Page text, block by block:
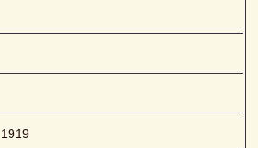
1919